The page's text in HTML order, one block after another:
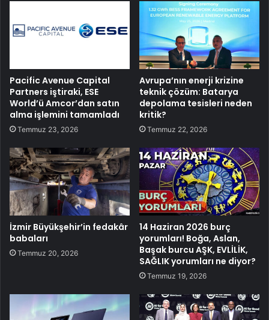
Pacific Avenue Capital
Partners iştiraki, ESE
World’ü Amcor’dan satın
alma işlemini tamamladı
Temmuz 23, 2026
Avrupa’nın enerji krizine
teknik çözüm: Batarya
depolama tesisleri neden
kritik?
Temmuz 22, 2026
İzmir Büyükşehir’in fedakâr
babaları
Temmuz 20, 2026
14 Haziran 2026 burç
yorumları! Boğa, Aslan,
Başak burcu AŞK, EVLİLİK,
SAĞLIK yorumları ne diyor?
Temmuz 19, 2026